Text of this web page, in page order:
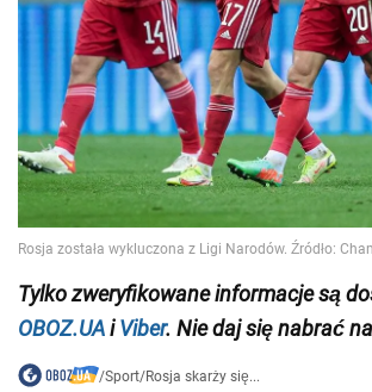
Tylkozweryfikowane informacje są
OBOZ.UAiViber. Nie daj się nabrać
/Sport/Rosja skarży się...